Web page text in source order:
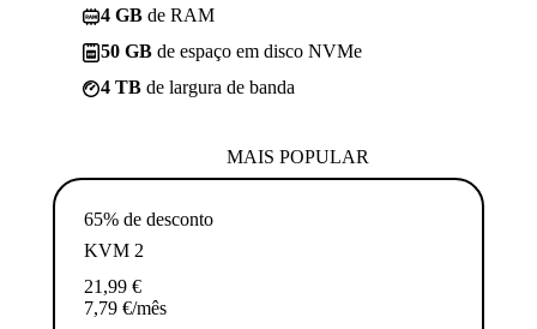
4 GB de RAM
50 GB de espaço em disco NVMe
4 TB de largura de banda
MAIS POPULAR
65% de desconto
KVM 2
21,99 €
7,79 €/mês